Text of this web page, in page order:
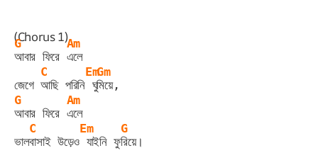
(Chorus 1)
G
আবার ফিরে
Am
এলে
জেগে
C
আছি পরিনি
Em
ঘু
Gm
মিয়ে,
G
আবার ফিরে
Am
এলে
ভাল
C
বাসাই উড়েও
Em
যাইনি ফু
G
রিয়ে।